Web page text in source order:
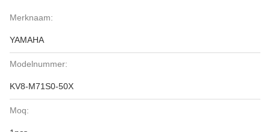
Merknaam:
YAMAHA
Modelnummer:
KV8-M71S0-50X
Moq: